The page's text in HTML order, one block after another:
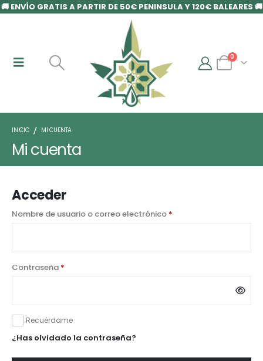
🚚 ENVÍO GRATIS A PARTIR DE 50€ PENINSULA Y 120€ BALEARES 🚚
0
INICIO MI CUENTA
Mi cuenta
Acceder
Nombre de usuario o correo electrónico *
Contraseña *
Recuérdame
¿Has olvidado la contraseña?